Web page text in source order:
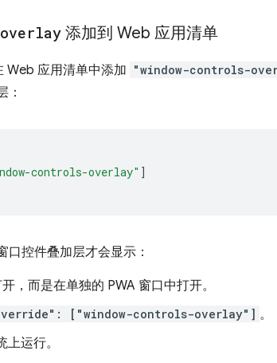
添加到 Web 应用清单
Web 应用清单中添加 "window-controls-
：
controls-overlay" ]
控件叠加层才会显示：
，而是在单独的 PWA 窗口中打开。
["window-controls-overlay"] 。
运行。